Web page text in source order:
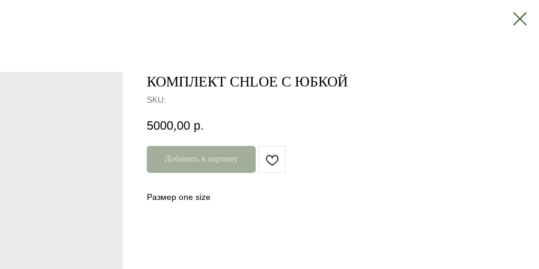
КОМПЛЕКТ CHLOE С ЮБКОЙ
SKU:
5000,00 р.
Добавить в корзину
Размер one size